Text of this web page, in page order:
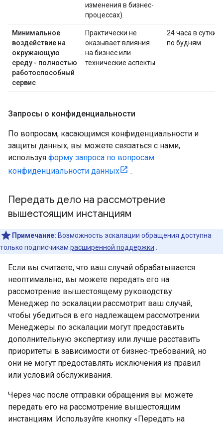
изменения в бизнес-
процессах).
Минимальное
воздействие на
окружающую
среду - полностью
работоспособный
сервис
Практически не
оказывает влияния
на бизнес или
технические аспекты.
24 часа в сутки
по будням
Запросы о конфиденциальности
По вопросам, касающимся конфиденциальности и
защиты данных, вы можете связаться с нами,
используя форму запроса по вопросам
конфиденциальности данных
.
Передать дело на рассмотрение
вышестоящим инстанциям
Примечание: Возможность эскалации обращения доступна
только подписчикам расширенной поддержки
Если вы считаете, что ваш случай обрабатывается
неоптимально, вы можете передать его на
рассмотрение вышестоящему руководству.
Менеджер по эскалации рассмотрит ваш случай,
чтобы убедиться в его надлежащем рассмотрении.
Менеджеры по эскалации могут предоставить
дополнительную экспертизу или лучше расставить
приоритеты в зависимости от бизнес-требований, но
они не могут предоставлять исключения из правил
или условий обслуживания.
Через час после отправки обращения вы можете
передать его на рассмотрение вышестоящим
инстанциям. Используйте кнопку «Передать на